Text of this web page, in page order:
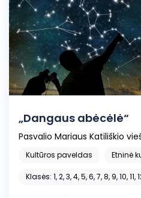
„Dangaus abėcėlė“
Pasvalio Mariaus Katiliškio
Kultūros paveldas Etninė
Klasės: 1, 2, 3, 4, 5, 6, 7, 8, 9, 10, 11,